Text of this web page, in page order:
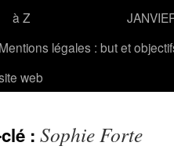
à Z
Mentions légales : but et
web
: Sophie Forte